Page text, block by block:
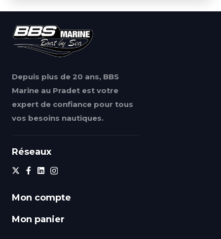
Depuis plus de 20 ans, BBS
Marine au Pradet est votre
expert de confiance pour tous
vos besoins nautiques.
Réseaux
Mon compte
Mon panier